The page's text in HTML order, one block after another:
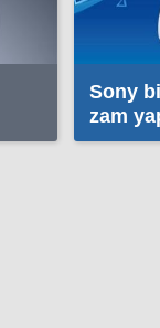
Sony
zam